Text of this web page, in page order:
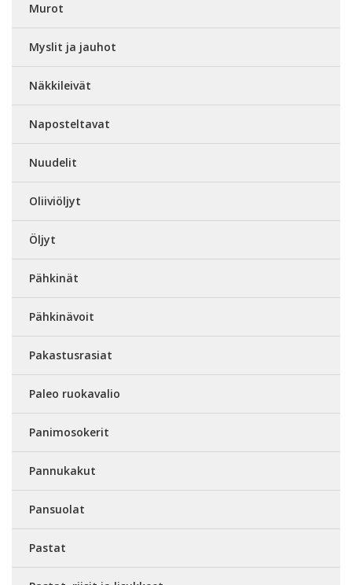
Murot
Myslit ja jauhot
Näkkileivät
Naposteltavat
Nuudelit
Oliiviöljyt
Öljyt
Pähkinät
Pähkinävoit
Pakastusrasiat
Paleo ruokavalio
Panimosokerit
Pannukakut
Pansuolat
Pastat